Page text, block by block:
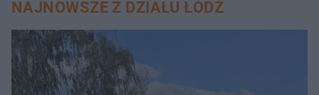
NAJNOWSZE Z DZIAŁU ŁÓDŹ